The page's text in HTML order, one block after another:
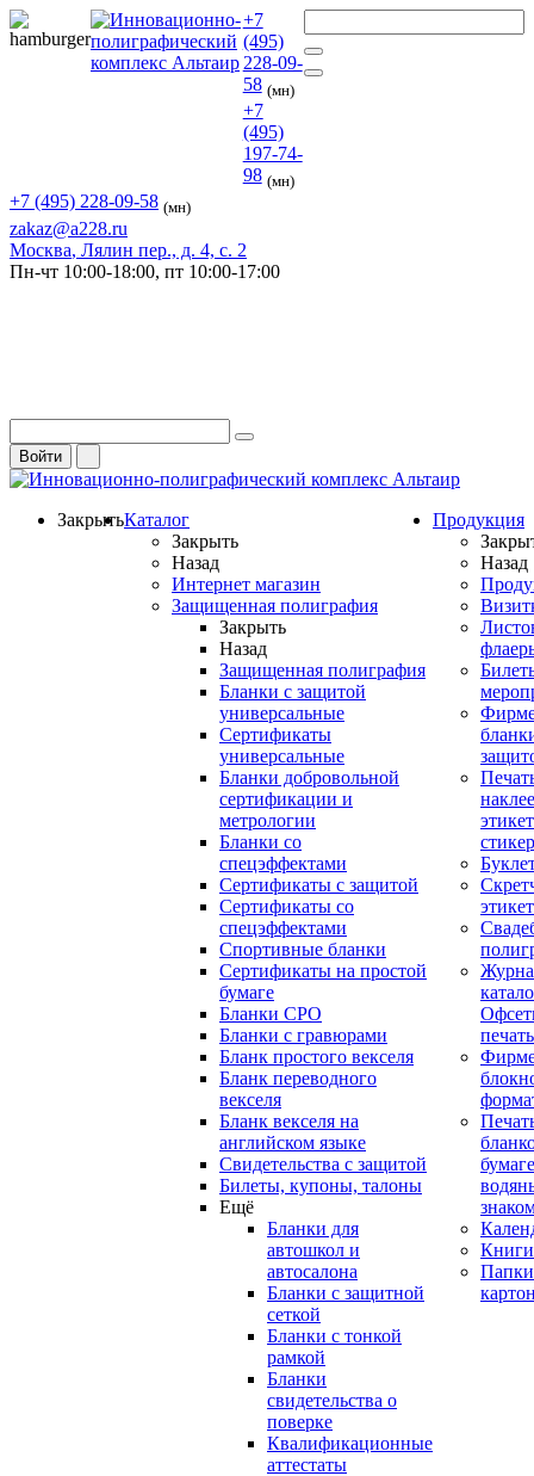
+7
(495)
228-09-
58 (мн)
+7
(495)
197-74-
98 (мн)
+7 (495) 228-09-58 (мн)
zakaz@a228.ru
Москва, Лялин пер., д. 4, с. 2
Пн-чт 10:00-18:00, пт 10:00-17:00
Войти
ЗакрытьКаталог
Закрыть
Назад
Интернет магазин
Защищенная полиграфия
Закрыть
Назад
Защищенная полиграфия
Бланки с защитой
универсальные
Сертификаты
универсальные
Бланки добровольной
сертификации и
метрологии
Бланки со
спецэффектами
Сертификаты с защитой
Сертификаты со
спецэффектами
Спортивные бланки
Cертификаты на простой
бумаге
Бланки СРО
Бланки с гравюрами
Бланк простого векселя
Бланк переводного
векселя
Бланк векселя на
английском языке
Свидетельства с защитой
Билеты, купоны, талоны
Ещё
Бланки для
автошкол и
автосалона
Бланки с защитной
сеткой
Бланки с тонкой
рамкой
Бланки
свидетельства о
поверке
Квалификационные
аттестаты
Продукция
Назад
печать
Книги
Папки